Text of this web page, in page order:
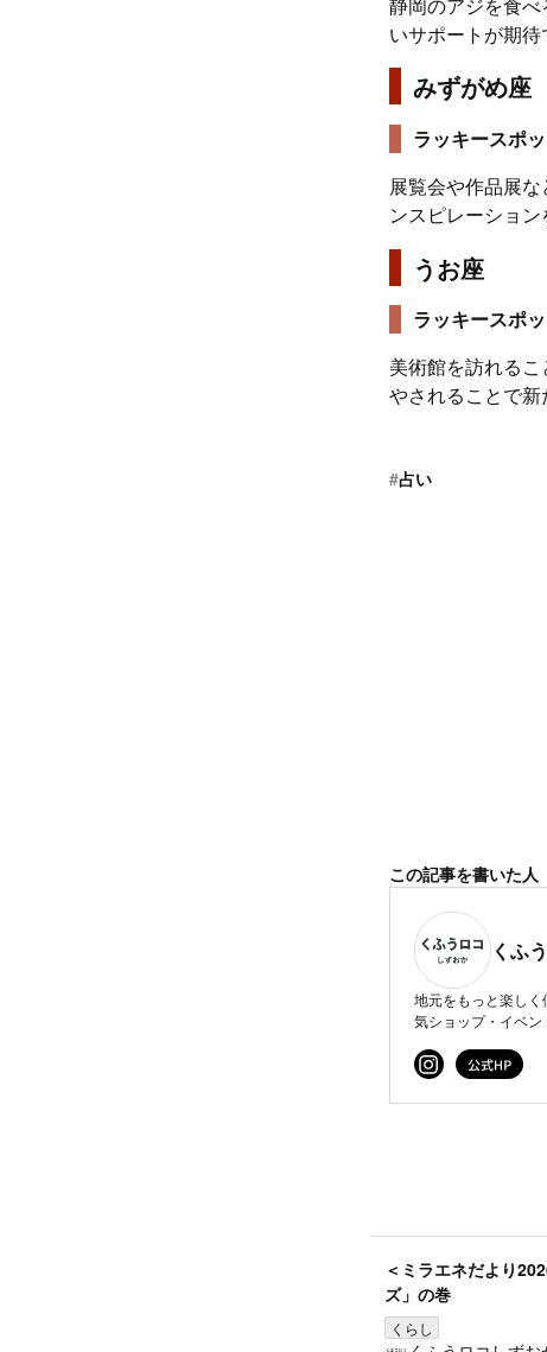
いサポートが期待
みずがめ座
ラッキースポ
展覧会や作品展
ンスピレーション
うお座
ラッキースポ
美術館を訪れる
やされることで新
#占い
この記事を書いた人
くふ
地元をもっと楽し
気ショップ・イベン
＜ミラエネだより
ズ」の巻
くらし